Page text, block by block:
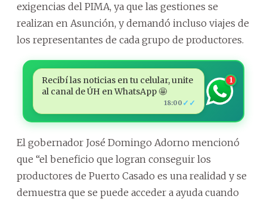
exigencias del PIMA, ya que las gestiones se
realizan en Asunción, y demandó incluso viajes de
los representantes de cada grupo de productores.
Recibí las noticias en tu celular, unite
al canal de ÚH en WhatsApp 🤩
18:00 ✓✓
1
El gobernador José Domingo Adorno mencionó
que “el beneficio que logran conseguir los
productores de Puerto Casado es una realidad y se
demuestra que se puede acceder a ayuda cuando